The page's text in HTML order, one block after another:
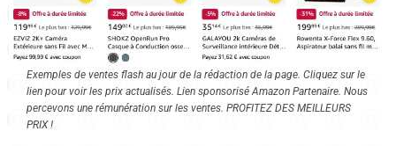
Exemples de ventes flash au jour de la rédaction de la page. Cliquez sur le
lien pour voir les prix actualisés. Lien sponsorisé Amazon Partenaire. Nous
percevons une rémunération sur les ventes. PROFITEZ DES MEILLEURS
PRIX !